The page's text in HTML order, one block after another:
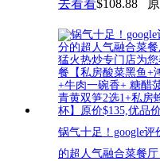
去看看$108.88
锅气十足！google评
的超人气融合菜餐厅